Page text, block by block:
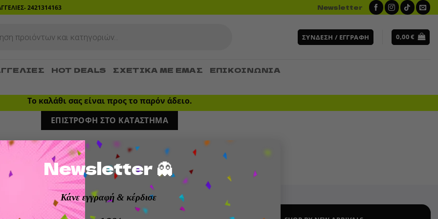
Newsletter 👻
Κάνε εγγραφή & κέρδισε
×
2421314163 Newsletter
ΣΎΝΔΕΣΗ / ΕΓΓΡΑΦΉ 0,00€
HOT DEALS ΣΧΕΤΙΚΆ ΜΕ ΕΜΆΣ ΕΠΙΚΟΙΝΩΝΙΑ
Το καλάθι σας είναι προς το παρόν άδειο.
ΕΠΙΣΤΡΟΦΉ ΣΤΟ ΚΑΤΆΣΤΗΜΑ